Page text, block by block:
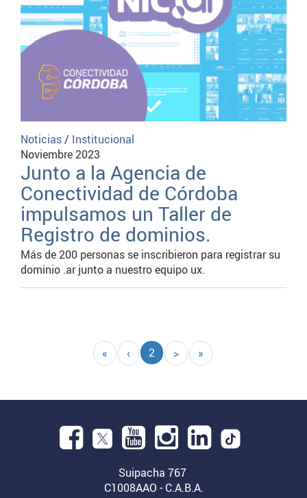
Noticias/ Institucional
Noviembre 2023
Junto a la Agencia de
Conectividad de Córdoba
impulsamos un Taller de
Registro de dominios.
Más de 200 personas se inscribieron para registrar su
dominio .ar junto a nuestro equipo ux.
Primera
página
«
Página
anterior
‹
Página
actual
2
Siguiente
página
>
Última
página
»
Facebook.
Suipacha 767
C1008AAO - C.A.B.A.